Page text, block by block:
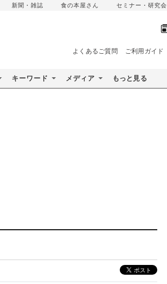
新聞・雑誌 食の本屋さん セミナー・研究会
よくあるご質問 ご利用ガイド
キーワード メディア もっと見る